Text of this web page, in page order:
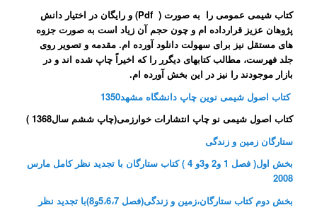
کتاب شیمی عمومی را به صورت ( Pdf) و رایگان در اختیار دانش
پژوهان عزیز قرارداده ام و چون حجم آن زیاد است به صورت جزوه
های مستقل نیز برای سهولت دانلود آورده ام. مقدمه و تصویر روی
جلد فهرست، مطالب کتابهای دیگرر را که اخیراً چاپ شده اند و در
بازار موجودند را نیز در این بخش آورده ام.
کتاب اصول شیمی نوین چاپ دانشگاه مشهد1350
کتاب اصول شیمی نو چاپ انتشارات خوارزمی(چاپ ششم سال1368 )
ستارگان زمین و زندگی
بخش اول( فصل 1 و2 و3و 4 ) کتاب ستارگان با تجدید نظر کامل مارس
2008
بخش دوم کتاب ستارگان،زمین و زندگی(فصل 5،6،7و8)با تجدید نظر